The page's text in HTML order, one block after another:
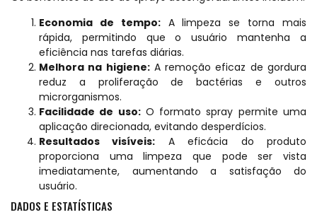
Economia de tempo:A limpeza se torna mais
rápida, permitindo que o usuário mantenha a
eficiência nas tarefas diárias.
Melhora na higiene:A remoção eficaz de gordura
reduz a proliferação de bactérias e outros
microrganismos.
Facilidade de uso:O formato spray permite uma
aplicação direcionada, evitando desperdícios.
Resultados visíveis: A eficácia do produto
proporciona uma limpeza que pode ser vista
imediatamente, aumentando a satisfação do
usuário.
DADOS E ESTATÍSTICAS